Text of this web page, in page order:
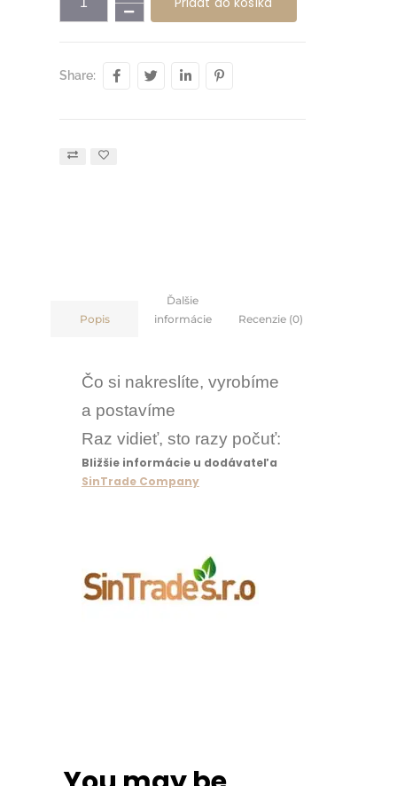
Share:
Popis
Ďalšie
informácie
Recenzie (0)
Čo si nakreslíte, vyrobíme
a postavíme
Raz vidieť, sto razy počuť:
Bližšie informácie u dodávateľa
SinTrade Company